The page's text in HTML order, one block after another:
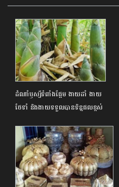
ដំណាំឫស្សីទំពាំងផ្អែម ងាយដាំ ងាយ
ថែទាំ និងងាយទទួលបានទិន្នផលខ្ពស់